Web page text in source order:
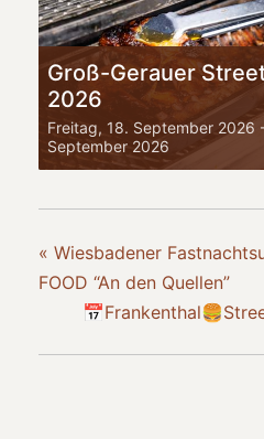
Groß-Gerauer
2026
Freitag, 18. September 2026
September 2026
« Wiesbadener
FOOD “An den Quellen”